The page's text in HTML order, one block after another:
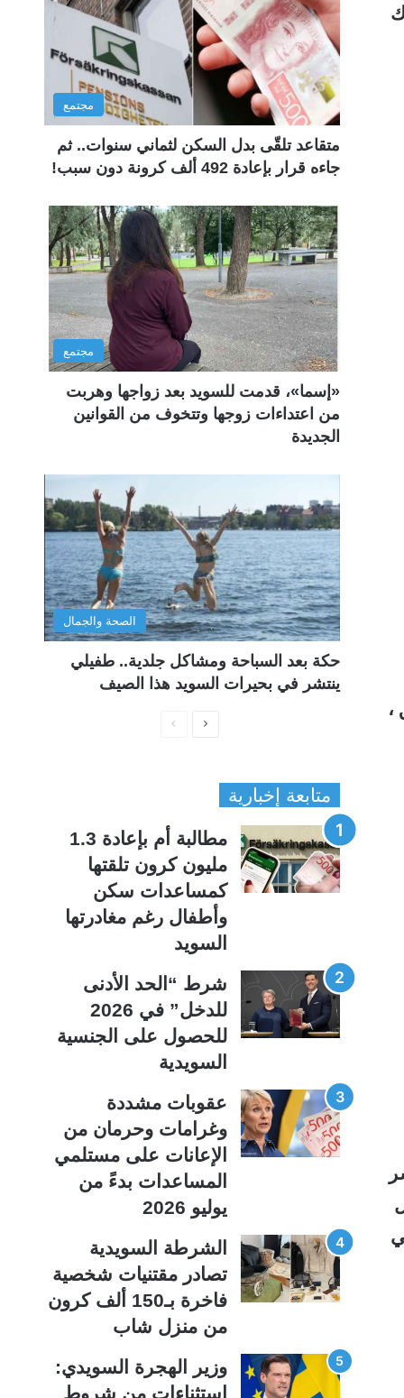
،
تنشر
مجتمع
متقاعد تلقّى بدل السكن لثماني سنوات.. ثم
جاءه قرار بإعادة 492 ألف كرونة دون سبب!
مجتمع
«إسما»، قدمت للسويد بعد زواجها وهربت
من اعتداءات زوجها وتتخوف من القوانين
الجديدة
الصحة والجمال
حكة بعد السباحة ومشاكل جلدية.. طفيلي
ينتشر في بحيرات السويد هذا الصيف
ة
ا
ل
س
ا
ق
ة
ا
ل
ت
ا
ي
ة
متابعة إخبارية
مطالبة أم بإعادة 1.3
مليون كرون تلقتها
كمساعدات سكن
وأطفال رغم مغادرتها
السويد
شرط “الحد الأدنى
للدخل” في 2026
للحصول على الجنسية
السويدية
عقوبات مشددة
وغرامات وحرمان من
الإعانات على مستلمي
المساعدات بدءً من
يوليو 2026
الشرطة السويدية
تصادر مقتنيات شخصية
فاخرة بـ150 ألف كرون
من منزل شاب
وزير الهجرة السويدي:
استثناءات من شروط